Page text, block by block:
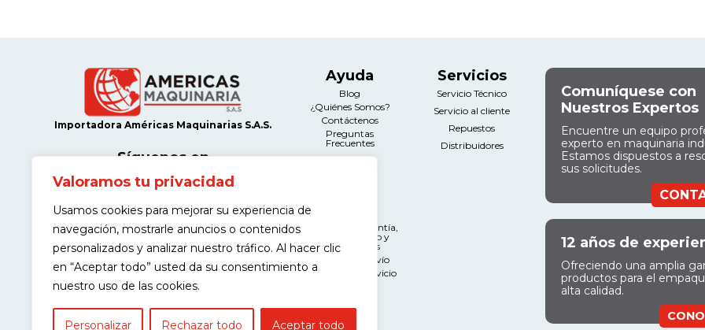
Valoramos tu privacidad
Usamos cookies para mejorar su experiencia de
navegación, mostrarle anuncios o contenidos
personalizados y analizar nuestro tráfico. Al hacer clic
en “Aceptar todo” usted da su consentimiento a
nuestro uso de las cookies.
Personalizar Rechazar todo Aceptar todo
Importadora Américas Maquinarias S.A.S.
Síguenos en
Contacto
Calle 12A # 66A-21 Salazar Gómez,
Bogotá
(+57) 311 443 9968
contacto@americasmaquinaria.com
Ayuda
Blog
¿Quiénes Somos?
Contáctenos
Preguntas
Frecuentes
Servicios
Servicio Técnico
Servicio al cliente
Repuestos
Distribuidores
Políticas de Garantía,
Mantenimiento y
Devoluciones
Políticas de Envío
Garantía del Servicio
Comuníquese con
Nuestros Expertos
Encuentre un equipo
experto en maquinaria
Estamos dispuestos a
sus solicitudes.
12 años de
Ofreciendo una amplia
productos para el
alta calidad.